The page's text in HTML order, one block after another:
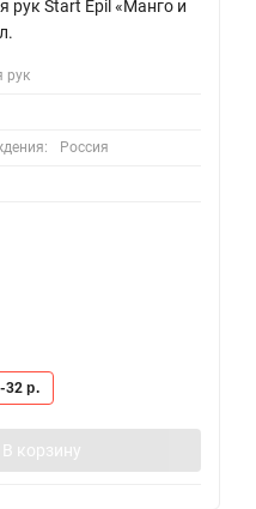
рук Start Epil «Манго и
рук
Россия
-32 р.
В корзину